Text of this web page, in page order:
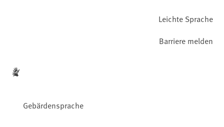
Leichte Sprache
Gebärdensprache
Barriere melden